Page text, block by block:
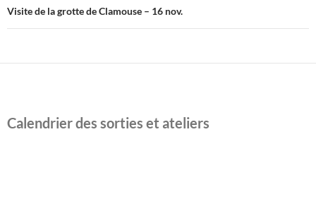
Visite de la grotte de Clamouse – 16 nov.
Calendrier des sorties et ateliers